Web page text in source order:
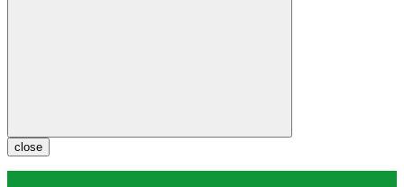
close